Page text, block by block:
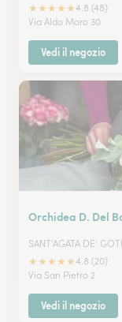
★★★★★4.8 (48)
Via Aldo Moro 30
Vedi il negozio
Orchidea D. Del
SANT'AGATA DE' GOTI
★★★★★4.8 (20)
Via San Pietro 2
Vedi il negozio